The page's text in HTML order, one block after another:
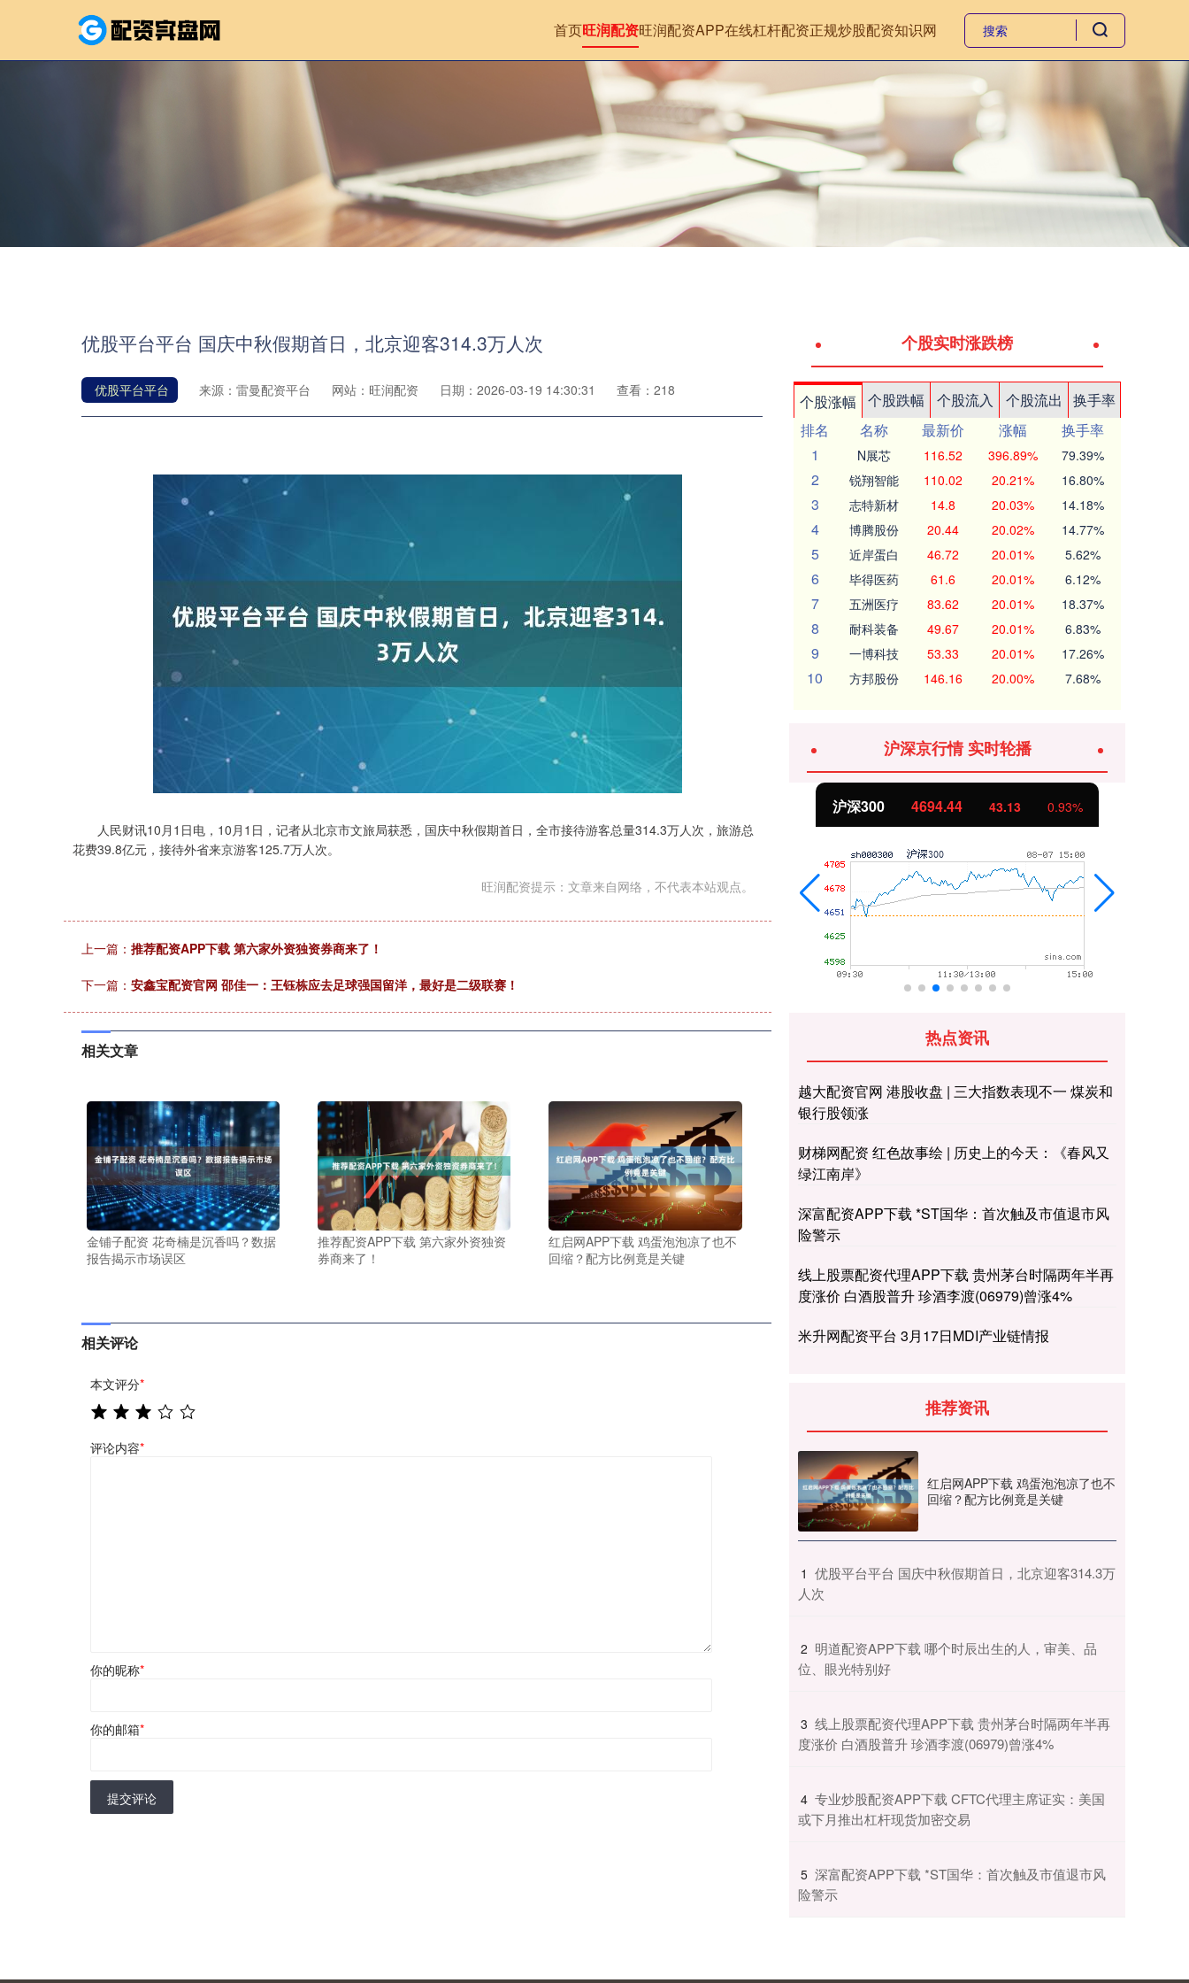
首页旺润配资旺润配资APP在线杠杆配资正规炒股配资知识网
优股平台平台 国庆中秋假期首日，北京迎客314.3万人次
优股平台平台 来源：雷曼配资平台 网站：旺润配资 日期：2026-03-19 14:30:31 查看：218
人民财讯10月1日电，10月1日，记者从北京市文旅局获悉，国庆中秋假期首日，全市接待游客总量314.3万人次，旅游总
花费39.8亿元，接待外省来京游客125.7万人次。
旺润配资提示：文章来自网络，不代表本站观点。
上一篇： 推荐配资APP下载 第六家外资独资券商来了！
下一篇： 安鑫宝配资官网 邵佳一：王钰栋应去足球强国留洋，最好是二级联赛！
相关文章
金铺子配资 花奇楠是沉香吗？数据
报告揭示市场误区
推荐配资APP下载 第六家外资独资
券商来了！
红启网APP下载 鸡蛋泡泡凉了也不
回缩？配方比例竟是关键
相关评论
本文评分*
评论内容*
你的昵称*
你的邮箱*
提交评论
个股实时涨跌榜
个股涨幅 个股跌幅 个股流入 个股流出
换手率
排名
名称 最新价 涨幅
换手率
1
N展芯 116.52 396.89% 79.39%
2 锐翔智能 110.02 20.21% 16.80%
3 志特新材 14.8 20.03% 14.18%
4 博腾股份 20.44 20.02% 14.77%
5 近岸蛋白 46.72 20.01% 5.62%
6 毕得医药 61.6 20.01% 6.12%
7 五洲医疗 83.62 20.01% 18.37%
8 耐科装备 49.67 20.01% 6.83%
9 一博科技 53.33 20.01% 17.26%
10 方邦股份 146.16 20.00% 7.68%
沪深京行情 实时轮播
沪深300 4694.44 43.13 0.93%
热点资讯
越大配资官网 港股收盘 | 三大指数表现不一 煤炭和
银行股领涨
财梯网配资 红色故事绘 | 历史上的今天：《春风又
绿江南岸》
深富配资APP下载 *ST国华：首次触及市值退市风
险警示
线上股票配资代理APP下载 贵州茅台时隔两年半再
度涨价 白酒股普升 珍酒李渡(06979)曾涨4%
米升网配资平台 3月17日MDI产业链情报
推荐资讯
红启网APP下载 鸡蛋泡泡凉了也不
回缩？配方比例竟是关键
1 ​优股平台平台 国庆中秋假期首日，北京迎客314.3万
人次
2 ​明道配资APP下载 哪个时辰出生的人，审美、品
位、眼光特别好
3 ​线上股票配资代理APP下载 贵州茅台时隔两年半再
度涨价 白酒股普升 珍酒李渡(06979)曾涨4%
4 ​专业炒股配资APP下载 CFTC代理主席证实：美国
或下月推出杠杆现货加密交易
5 ​深富配资APP下载 *ST国华：首次触及市值退市风
险警示